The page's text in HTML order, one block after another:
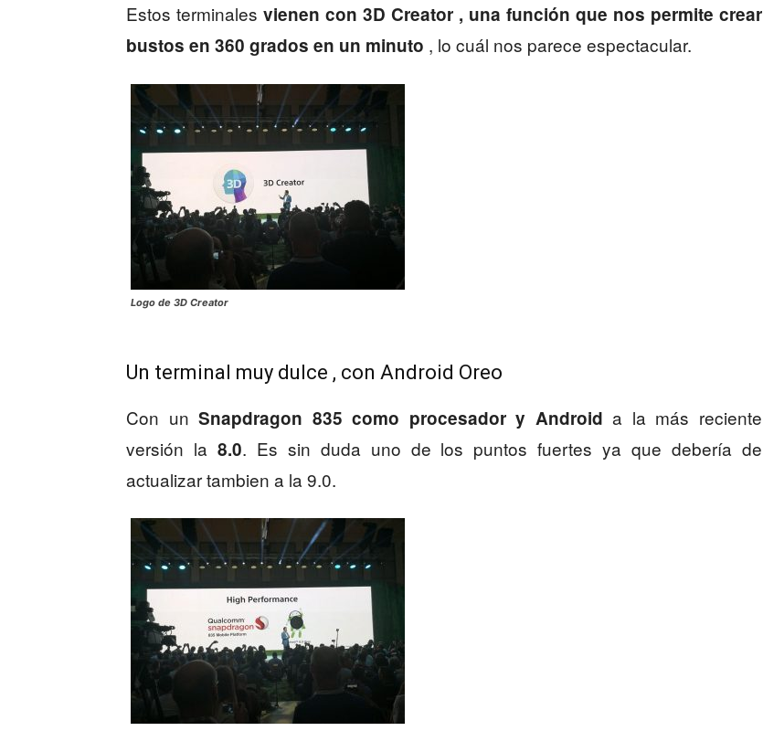
Estos terminales vienen con 3D Creator , una función que nos permite crear
bustos en 360 grados en un minuto , lo cuál nos parece espectacular.
Logo de 3D Creator
Un terminal muy dulce , con Android Oreo
Con unSnapdragon 835 como procesador y Android a la más reciente
versión la 8.0. Es sin duda uno de los puntos fuertes ya que debería de
actualizar tambien a la 9.0.